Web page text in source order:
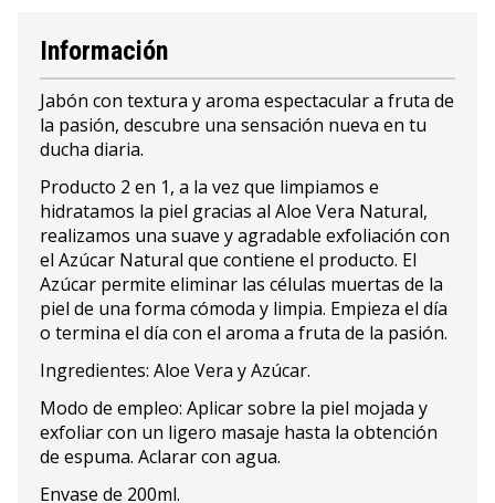
Información
Jabón con textura y aroma espectacular a fruta de
la pasión, descubre una sensación nueva en tu
ducha diaria.
Producto 2 en 1, a la vez que limpiamos e
hidratamos la piel gracias al Aloe Vera Natural,
realizamos una suave y agradable exfoliación con
el Azúcar Natural que contiene el producto. El
Azúcar permite eliminar las células muertas de la
piel de una forma cómoda y limpia. Empieza el día
o termina el día con el aroma a fruta de la pasión.
Ingredientes: Aloe Vera y Azúcar.
Modo de empleo: Aplicar sobre la piel mojada y
exfoliar con un ligero masaje hasta la obtención
de espuma. Aclarar con agua.
Envase de 200ml.